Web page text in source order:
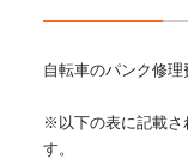
自転車のパンク修理
※以下の表に記載さ
す。